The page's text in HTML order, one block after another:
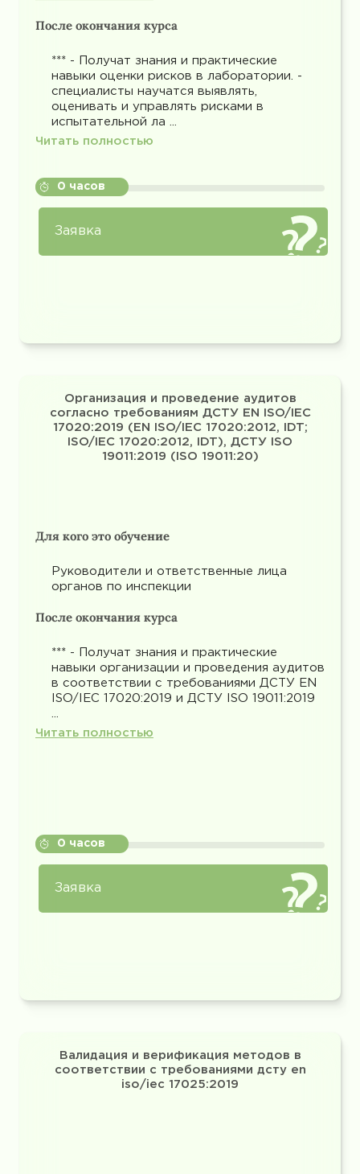
После окончания курса
*** - Получат знания и практические
навыки оценки рисков в лаборатории. -
специалисты научатся выявлять,
оценивать и управлять рисками в
испытательной ла ...
Читать полностью
0 часов
Заявка
Организация и проведение аудитов
согласно требованиям ДСТУ EN ISO/IEC
17020:2019 (EN ISO/IEC 17020:2012, IDT;
ISO/IEC 17020:2012, IDT), ДСТУ ISO
19011:2019 (ISO 19011:20)
Для кого это обучение
Руководители и ответственные лица
органов по инспекции
После окончания курса
*** - Получат знания и практические
навыки организации и проведения аудитов
в соответствии с требованиями ДСТУ EN
ISO/IEC 17020:2019 и ДСТУ ISO 19011:2019
Читать полностью
0 часов
Заявка
Валидация и верификация методов в
соответствии с требованиями дсту en
iso/iec 17025:2019